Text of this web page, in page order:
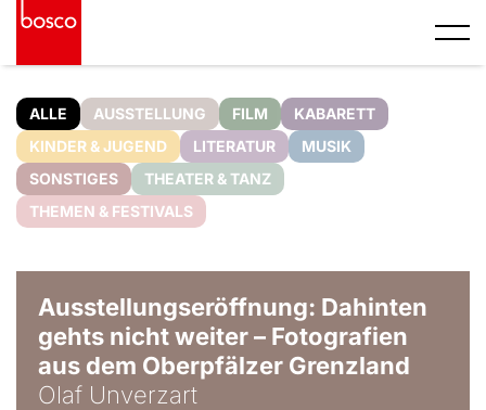
ALLE AUSSTELLUNG FILM
KABARETT
KINDER & JUGEND
LITERATUR
MUSIK
SONSTIGES
THEATER & TANZ
THEMEN & FESTIVALS
Ausstellungseröffnung: Dahinten
gehts nicht weiter – Fotografien
aus dem Oberpfälzer Grenzland
Olaf Unverzart